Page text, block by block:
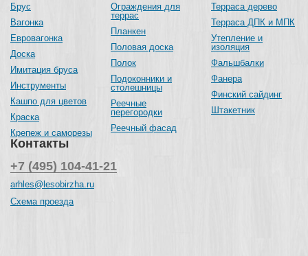
Брус
Вагонка
Евровагонка
Доска
Имитация бруса
Инструменты
Кашпо для цветов
Краска
Крепеж и саморезы
Ограждения для
террас
Планкен
Половая доска
Полок
Подоконники и
столешницы
Реечные
перегородки
Реечный фасад
Терраса дерево
Терраса ДПК и МПК
Утепление и
изоляция
Фальшбалки
Фанера
Финский сайдинг
Штакетник
Контакты
+7 (495) 104-41-21
arhles@lesobirzha.ru
Схема проезда